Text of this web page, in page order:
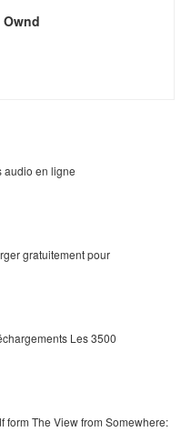
audio en ligne
gratuitement pour
Les 3500
form The View from Somewhere: